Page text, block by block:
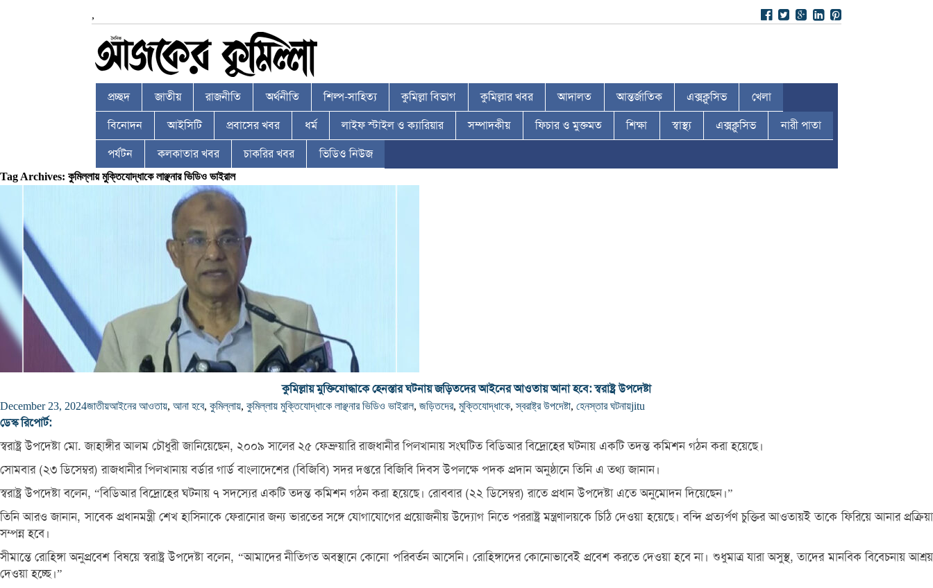
,
প্রচ্ছদ জাতীয় রাজনীতি অর্থনীতি শিল্প-সাহিত্য কুমিল্লা বিভাগ কুমিল্লার খবর আদালত আন্তর্জাতিক এক্সক্লুসিভ খেলা
বিনোদন আইসিটি প্রবাসের খবর ধর্ম লাইফ স্টাইল ও ক্যারিয়ার সম্পাদকীয় ফিচার ও মুক্তমত শিক্ষা স্বাস্থ্য এক্সক্লুসিভ নারী পাতা
পর্যটন কলকাতার খবর চাকরির খবর ভিডিও নিউজ
Tag Archives: কুমিল্লায় মুক্তিযোদ্ধাকে লাঞ্ছনার ভিডিও ভাইরাল
কুমিল্লায় মুক্তিযোদ্ধাকে হেনস্তার ঘটনায় জড়িতদের আইনের আওতায় আনা হবে: স্বরাষ্ট্র উপদেষ্টা
December 23, 2024জাতীয়আইনের আওতায়, আনা হবে, কুমিল্লায়, কুমিল্লায় মুক্তিযোদ্ধাকে লাঞ্ছনার ভিডিও ভাইরাল, জড়িতদের, মুক্তিযোদ্ধাকে,স্বরাষ্ট্র উপদেষ্টা, হেনস্তার ঘটনায়jitu
ডেস্ক রিপোর্ট:
স্বরাষ্ট্র উপদেষ্টা মো. জাহাঙ্গীর আলম চৌধুরী জানিয়েছেন, ২০০৯ সালের ২৫ ফেব্রুয়ারি রাজধানীর পিলখানায় সংঘটিত বিডিআর বিদ্রোহের ঘটনায় একটি তদন্ত কমিশন গঠন করা হয়েছে।
সোমবার (২৩ ডিসেম্বর) রাজধানীর পিলখানায় বর্ডার গার্ড বাংলাদেশের (বিজিবি) সদর দপ্তরে বিজিবি দিবস উপলক্ষে পদক প্রদান অনুষ্ঠানে তিনি এ তথ্য জানান।
স্বরাষ্ট্র উপদেষ্টা বলেন, “বিডিআর বিদ্রোহের ঘটনায় ৭ সদস্যের একটি তদন্ত কমিশন গঠন করা হয়েছে। রোববার (২২ ডিসেম্বর) রাতে প্রধান উপদেষ্টা এতে অনুমোদন দিয়েছেন।”
তিনি আরও জানান, সাবেক প্রধানমন্ত্রী শেখ হাসিনাকে ফেরানোর জন্য ভারতের সঙ্গে যোগাযোগের প্রয়োজনীয় উদ্যোগ নিতে পররাষ্ট্র মন্ত্রণালয়কে চিঠি দেওয়া হয়েছে। বন্দি প্রত্যর্পণ চুক্তির আওতায়ই তাকে ফিরিয়ে আনার প্রক্রিয়া
সম্পন্ন হবে।
সীমান্তে রোহিঙ্গা অনুপ্রবেশ বিষয়ে স্বরাষ্ট্র উপদেষ্টা বলেন, “আমাদের নীতিগত অবস্থানে কোনো পরিবর্তন আসেনি। রোহিঙ্গাদের কোনোভাবেই প্রবেশ করতে দেওয়া হবে না। শুধুমাত্র যারা অসুস্থ, তাদের মানবিক বিবেচনায় আশ্রয়
দেওয়া হচ্ছে।”